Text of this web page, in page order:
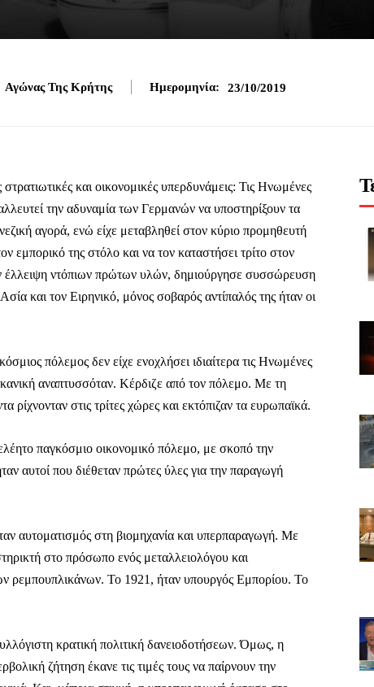
Αγώνας Της Κρήτης Ημερομηνία: 23/10/2019
και οικονομικές υπερδυνάμεις: Τις Ηνωμένες
την αδυναμία των Γερμανών να υποστηρίξουν τα
αγορά, ενώ είχε μεταβληθεί στον κύριο προμηθευτή
εμπορικό της στόλο και να τον καταστήσει τρίτο στον
έλλειψη ντόπιων πρώτων υλών, δημιούργησε συσσώρευση
και τον Ειρηνικό, μόνος σοβαρός αντίπαλός της ήταν οι
πόλεμος δεν είχε ενοχλήσει ιδιαίτερα τις Ηνωμένες
αναπτυσσόταν. Κέρδιζε από τον πόλεμο. Με τη
ρίχνονταν στις τρίτες χώρες και εκτόπιζαν τα ευρωπαϊκά.
παγκόσμιο οικονομικό πόλεμο, με σκοπό την
αυτοί που διέθεταν πρώτες ύλες για την παραγωγή
αυτοματισμός στη βιομηχανία και υπερπαραγωγή. Με
στο πρόσωπο ενός μεταλλειολόγου και
Το 1921, ήταν υπουργός Εμπορίου. Το
κρατική πολιτική δανειοδοτήσεων. Όμως, η
ζήτηση έκανε τις τιμές τους να παίρνουν την